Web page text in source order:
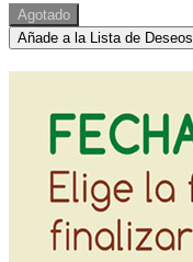
Agotado
Añade a la Lista de Deseos